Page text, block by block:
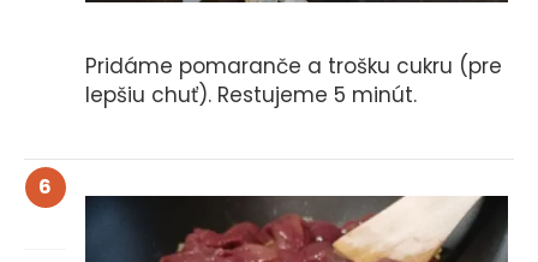
Pridáme pomaranče a trošku cukru (pre
lepšiu chuť). Restujeme 5 minút.
6